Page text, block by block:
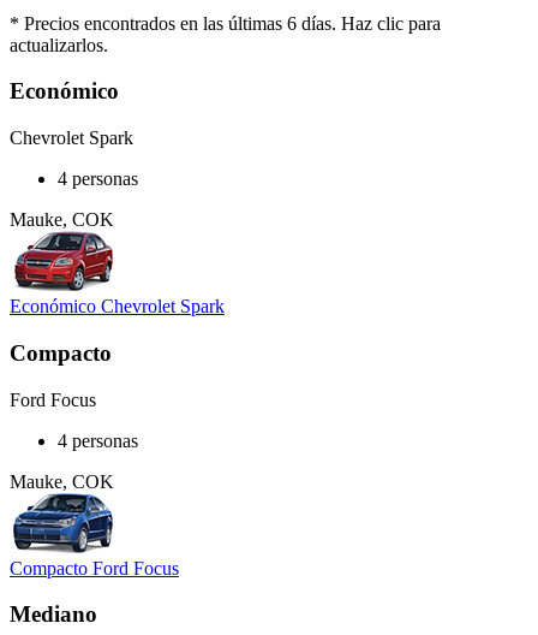
* Precios encontrados en las últimas 6 días. Haz clic para
actualizarlos.
Económico
Chevrolet Spark
4 personas
Mauke, COK
Económico Chevrolet Spark
Compacto
Ford Focus
4 personas
Mauke, COK
Compacto Ford Focus
Mediano